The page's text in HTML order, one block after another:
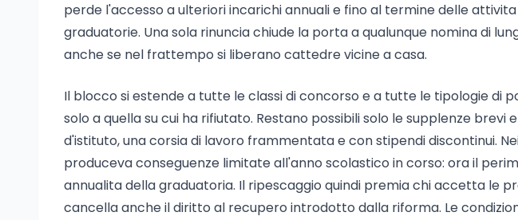
perde l'accesso a ulteriori incarichi annuali e fino al termine delle
graduatorie. Una sola rinuncia chiude la porta a qualunque nomina di
anche se nel frattempo si liberano cattedre vicine a casa.
Il blocco si estende a tutte le classi di concorso e a tutte le tipologie di
solo a quella su cui ha rifiutato. Restano possibili solo le supplenze
d'istituto, una corsia di lavoro frammentata e con stipendi discontinui.
produceva conseguenze limitate all'anno scolastico in corso: ora il
annualita della graduatoria. Il ripescaggio quindi premia chi accetta le
cancella anche il diritto al recupero introdotto dalla riforma. Le